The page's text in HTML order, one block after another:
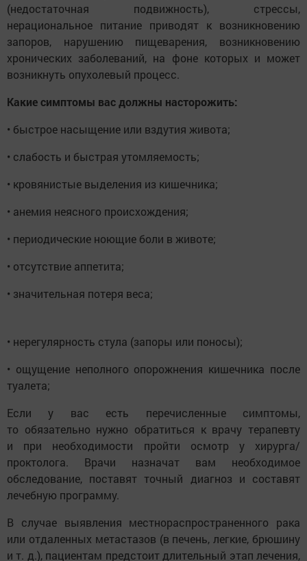
(недостаточная подвижность), стрессы,
нерациональное питание приводят к возникновению
запоров, нарушению пищеварения, возникновению
хронических заболеваний, на фоне которых и может
возникнуть опухолевый процесс.
Какие симптомы вас должны насторожить:
• быстрое насыщение или вздутия живота;
• слабость и быстрая утомляемость;
• кровянистые выделения из кишечника;
• анемия неясного происхождения;
• периодические ноющие боли в животе;
• отсутствие аппетита;
• значительная потеря веса;
• нерегулярность стула (запоры или поносы);
• ощущение неполного опорожнения кишечника после
туалета;
Если у вас есть перечисленные симптомы,
то обязательно нужно обратиться к врачу терапевту
и при необходимости пройти осмотр у хирурга/
проктолога. Врачи назначат вам необходимое
обследование, поставят точный диагноз и составят
лечебную программу.
В случае выявления местнораспространенного рака
или отдаленных метастазов (в печень, легкие, брюшину
и т. д.), пациентам предстоит длительный этап лечения,